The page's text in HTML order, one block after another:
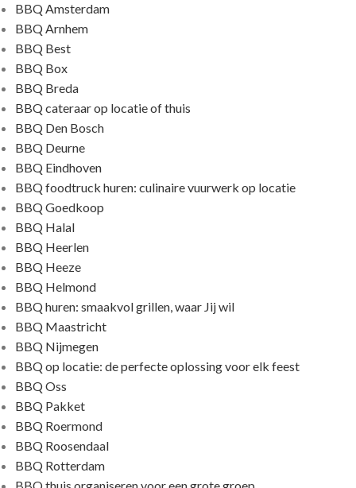
BBQ Amsterdam
BBQ Arnhem
BBQ Best
BBQ Box
BBQ Breda
BBQ cateraar op locatie of thuis
BBQ Den Bosch
BBQ Deurne
BBQ Eindhoven
BBQ foodtruck huren: culinaire vuurwerk op locatie
BBQ Goedkoop
BBQ Halal
BBQ Heerlen
BBQ Heeze
BBQ Helmond
BBQ huren: smaakvol grillen, waar Jij wil
BBQ Maastricht
BBQ Nijmegen
BBQ op locatie: de perfecte oplossing voor elk feest
BBQ Oss
BBQ Pakket
BBQ Roermond
BBQ Roosendaal
BBQ Rotterdam